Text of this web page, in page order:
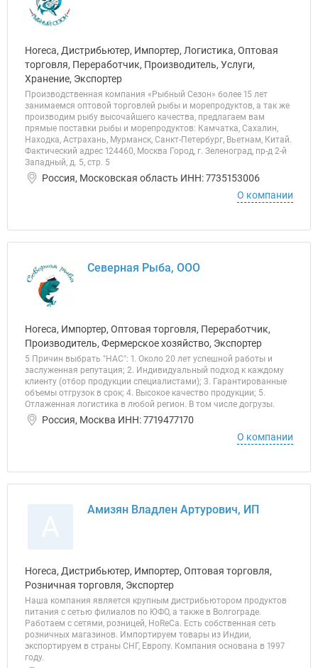
Horeca, Дистрибьютер, Импортер, Логистика, Оптовая
торговля, Переработчик, Производитель, Услуги,
Хранение, Экспортер
Производственная компания «Рыбный Сезон» более 15 лет
занимаемся оптовой торговлей рыбы и морепродуктов, а так же
производим рыбу высочайшего качества, предлагаем вам
прямые поставки рыбы и морепродуктов: Камчатка, Сахалин,
Находка, Астрахань, Мурманск, Санкт-Петербург, Вьетнам, Китай.
Фактический адрес 124460, Москва Город, г. Зеленоград, пр-д 2-й
Западный, д. 5, стр. 5
Россия, Московская область ИНН: 7735153006
О компании
Северная Рыба, ООО
Horeca, Импортер, Оптовая торговля, Переработчик,
Производитель, Фермерское хозяйство, Экспортер
5 Причин выбрать "НАС": 1. Около 20 лет успешной работы и
заслуженная репутация; 2. Индивидуальный подход к каждому
клиенту (отбор продукции специалистами); 3. Гарантированные
объемы отгрузок в срок; 4. Высокое качество продукции; 5.
Отлаженная логистика в любой регион. В том числе догрузы.
Россия, Москва ИНН: 7719477170
О компании
Амизян Владлен Артурович, ИП
Horeca, Дистрибьютер, Импортер, Оптовая торговля,
Розничная торговля, Экспортер
Наша компания является крупным дистрибьютором продуктов
питания с сетью филиалов по ЮФО, а также в Волгограде.
Работаем с сетями, розницей, HoReCa. Есть собственная сеть
розничных магазинов. Импортируем товары из Индии,
экспортируем в страны СНГ, Европу. Компания основана в 1997
году.